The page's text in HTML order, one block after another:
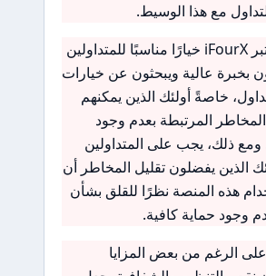
مع هذا الوسيط.
يُعتبر iFourX خيارًا مناسبًا للمتداولين
بخبرة عالية ويبحثون عن خيارات
خاصةً أولئك الذين يمكنهم
المرتبطة بعدم وجود
ذلك، يجب على المتداولين
الذين يفضلون تقليل المخاطر أن
هذه المنصة نظرًا للقلق بشأن
وجود حماية كافية.
الرغم من بعض المزايا